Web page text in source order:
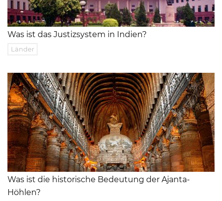
Was ist das Justizsystem in Indien?
Länder
Was ist die historische Bedeutung der Ajanta-
Höhlen?